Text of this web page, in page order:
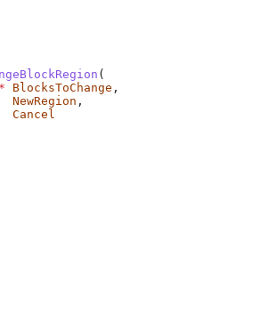
(
* BlocksToChange ,
NewRegion
,
Cancel